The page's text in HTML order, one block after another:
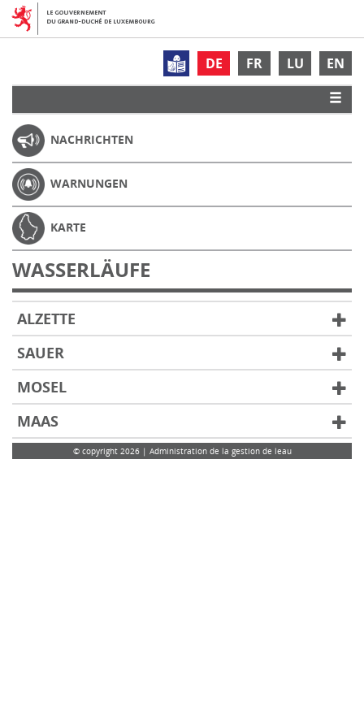
DE FR LU EN
NACHRICHTEN
WARNUNGEN
KARTE
WASSERLÄUFE
ALZETTE
SAUER
MOSEL
MAAS
© copyright 2026 | Administration de la gestion de leau